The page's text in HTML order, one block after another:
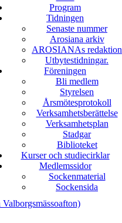
Program
Tidningen
Senaste nummer
Arosiana arkiv
AROSIANAs redaktion
Utbytestidningar.
Föreningen
Bli medlem
Styrelsen
Årsmötesprotokoll
Verksamhetsberättelse
Verksamhetsplan
Stadgar
Biblioteket
Kurser och studiecirklar
Medlemssidor
Sockenmaterial
Sockensida